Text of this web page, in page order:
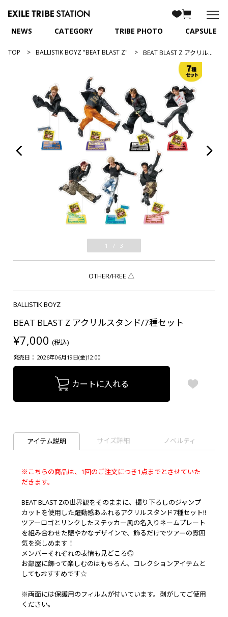
NEWS CATEGORY TRIBE PHOTO CAPSULE
TOP BALLISTIK BOYZ "BEAT BLAST Z" BEAT BLAST Z アクリルスタンド/7種セット
1 / 3
OTHER/FREE △
BALLISTIK BOYZ
BEAT BLAST Z アクリルスタンド/7種セット
¥7,000 (税込)
発売日： 2026年06月19日(金)12:00
カートに入れる
アイテム説明 サイズ詳細 ノベルティ
※こちらの商品は、1回のご注文につき1点までとさせていた
だきます。
BEAT BLAST Zの世界観をそのままに、撮り下ろしのジャンプ
カットを使用した躍動感あふれるアクリルスタンド7種セット!!
ツアーロゴとリンクしたステッカー風の名入りネームプレート
を組み合わせた賑やかなデザインで、飾るだけでツアーの雰囲
気を楽しめます！
メンバーそれぞれの表情も見どころ◎
お部屋に飾って楽しむのはもちろん、コレクションアイテムと
してもおすすめです☆
※両面には保護用のフィルムが付いています。剥がしてご使用
ください。